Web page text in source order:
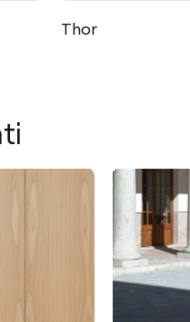
Thor